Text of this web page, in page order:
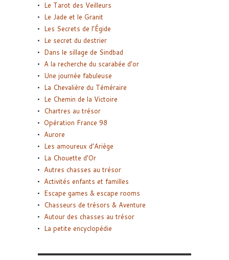
Le Tarot des Veilleurs
Le Jade et le Granit
Les Secrets de l’Égide
Le secret du destrier
Dans le sillage de Sindbad
A la recherche du scarabée d’or
Une journée fabuleuse
La Chevalière du Téméraire
Le Chemin de la Victoire
Chartres au trésor
Opération France 98
Aurore
Les amoureux d’Ariège
La Chouette d’Or
Autres chasses au trésor
Activités enfants et familles
Escape games & escape rooms
Chasseurs de trésors & Aventure
Autour des chasses au trésor
La petite encyclopédie